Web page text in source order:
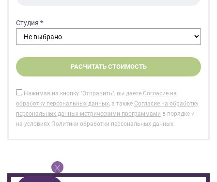
Студия *
Нажимая на кнопку "Отправить", вы даете Согласие на
обработку персональных данных, а также Согласие на обработку
персональных данных метрическими программами в порядке и
на условиях Политики обработки персональных данных.